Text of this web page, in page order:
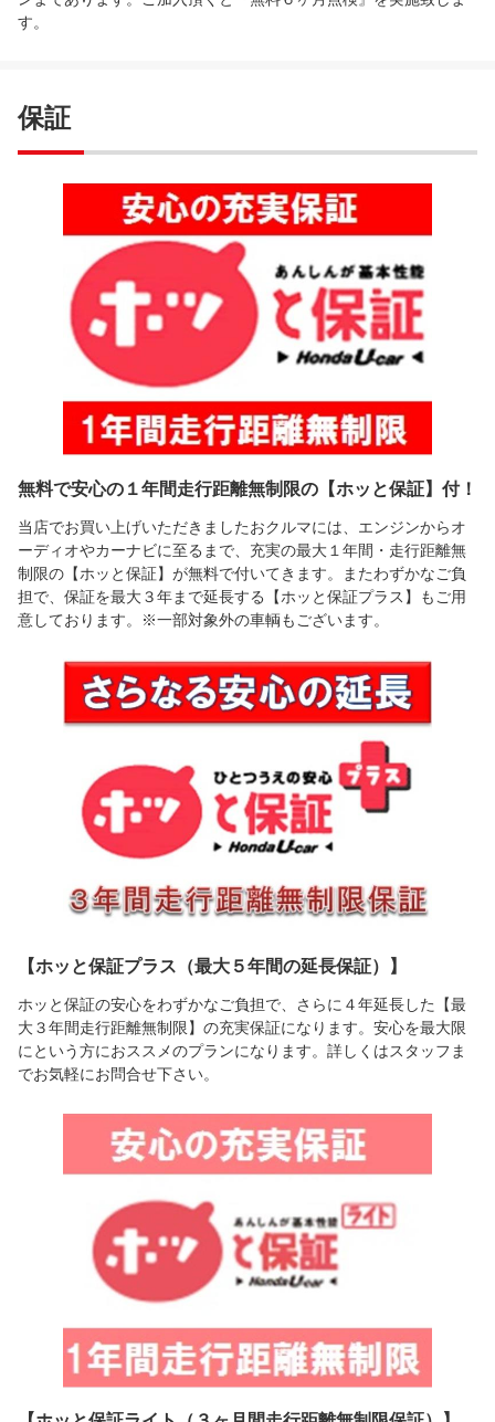
す。
保証
無料で安心の１年間走行距離無制限の【ホッと保証】付！
当店でお買い上げいただきましたおクルマには、エンジンからオ
ーディオやカーナビに至るまで、充実の最大１年間・走行距離無
制限の【ホッと保証】が無料で付いてきます。またわずかなご負
担で、保証を最大３年まで延長する【ホッと保証プラス】もご用
意しております。※一部対象外の車輌もございます。
【ホッと保証プラス（最大５年間の延長保証）】
ホッと保証の安心をわずかなご負担で、さらに４年延長した【最
大３年間走行距離無制限】の充実保証になります。安心を最大限
にという方におススメのプランになります。詳しくはスタッフま
でお気軽にお問合せ下さい。